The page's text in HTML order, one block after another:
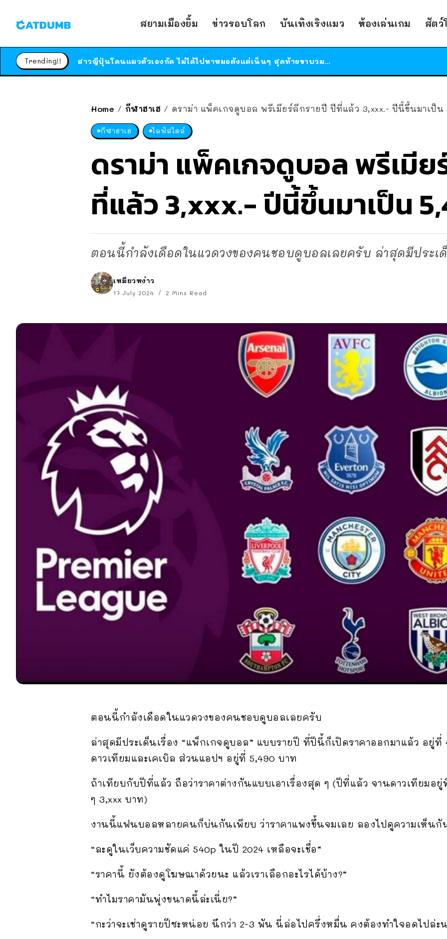
สยามเมืองยิ้ม ข่าวรอบโลก บันเทิงเริงแมว ห้องเล่นเกม สัตว์
Trending!!
ร้านอาหารในนิวยอร์กประกาศปิดตัวลง หลังอยู่มานานกว่า 45 ปี ติดป้ายขอบคุณลูกค้าทุกคน แถมสูตรทำไวท์ซอสให้แบบจัดเต็ม
ได้เวลาเด็กหนวดรวมตัว RF Online Next เปิดให้เล่นแล้ว เกม Sci-Fi MMORPG ระดับตำนาน เล่นได้ทั้งมือถือและ PC
สาวญี่ปุ่นโดนแมวตัวเองกัด ไม่ได้ไปหาหมอตั้งแต่เนิ่นๆ สุดท้ายขาบวม กลายเป็นโรคเนื้อเน่า เตือนทาสแมวทั้งหลายให้ระวัง
Home / กีฬาฮาเฮ / ดราม่า แพ็คเกจดูบอล พรีเมียร์ลีกรายปี ปีที่แล้ว 3,xxx.- ปีนี้ขึ้นมาเป็น
กีฬาฮาเฮ ไลฟ์สไตล์
ดราม่า แพ็คเกจดูบอล พรีเมี
ที่แล้ว 3,xxx.- ปีนี้ขึ้นมาเป็น
ตอนนี้กำลังเดือดในแวดวงของคนชอบดูบอลเลยครับ ล่าสุดมีประเ
เหมียวหง่าว
17 July 2024 2 Mins Read
ตอนนี้กำลังเดือดในแวดวงของคนชอบดูบอลเลยครับ
ล่าสุดมีประเด็นเรื่อง “แพ็กเกจดูบอล” แบบรายปี ที่ปีนี้ก็เปิดราคาออกมาแล้ว อยู่
ดาวเทียมและเคเบิล ส่วนแอปฯ อยู่ที่ 5,490 บาท
ถ้าเทียบกับปีที่แล้ว ถือว่าราคาต่างกันแบบเอาเรื่องสุด ๆ (ปีที่แล้ว จานดาวเทียมอ
ๆ 3,xxx บาท)
งานนี้แฟนบอลหลายคนก็บ่นกันเพียบ ว่าราคาแพงขึ้นจมเลย ลองไปดูความเห็น
“ละดูในเว็บความชัดแค่ 540p ในปี 2024 เหลือจะเชื่อ”
“ราคานี้ ยังต้องดูโฆษณาด้วยนะ แล้วเราเลือกอะไรได้บ้าง?”
“ทำไมราคามันพุ่งขนาดนี้ล่ะเนี่ย?”
“กะว่าจะเช่าดูรายปีซะหน่อย นึกว่า 2-3 พัน นี่ล่อไปครึ่งหมื่น คงต้องทำใจอดไปล่ะน